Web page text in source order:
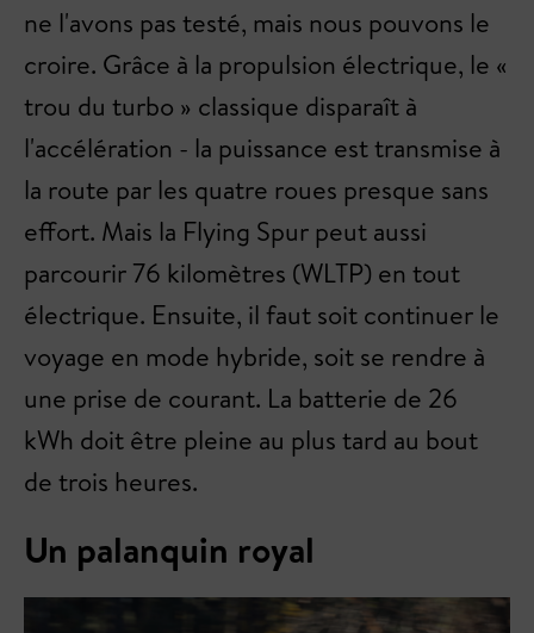
ne l'avons pas testé, mais nous pouvons le
croire. Grâce à la propulsion électrique, le «
trou du turbo » classique disparaît à
l'accélération - la puissance est transmise à
la route par les quatre roues presque sans
effort. Mais la Flying Spur peut aussi
parcourir 76 kilomètres (WLTP) en tout
électrique. Ensuite, il faut soit continuer le
voyage en mode hybride, soit se rendre à
une prise de courant. La batterie de 26
kWh doit être pleine au plus tard au bout
de trois heures.
Un palanquin royal